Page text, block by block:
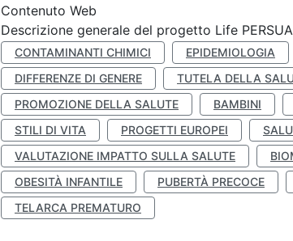
Contenuto Web
Descrizione generale del progetto Life
CONTAMINANTI CHIMICI EPIDEMIOLOGIA
DIFFERENZE DI GENERE
TUTELA DELLA
PROMOZIONE DELLA SALUTE
BAMBINI
STILI DI VITA
PROGETTI EUROPEI
VALUTAZIONE IMPATTO SULLA SALUTE
OBESITÀ INFANTILE
PUBERTÀ PRECOCE
TELARCA PREMATURO